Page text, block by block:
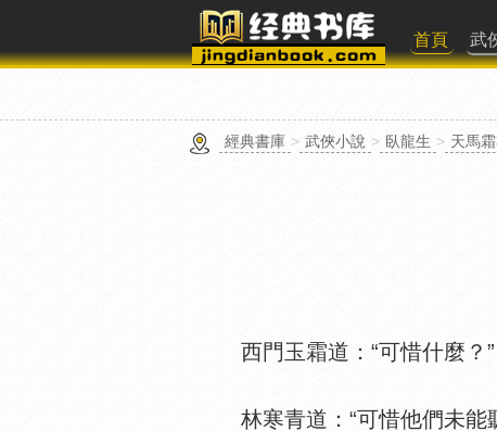
首頁 武
經典書庫 > 武俠小說 > 臥龍生 > 天馬
西門玉霜道：“可惜什麼？”
林寒青道：“可惜他們未能